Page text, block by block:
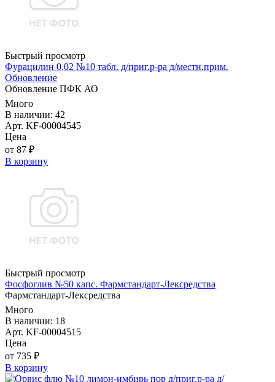
Быстрый просмотр
Фурацилин 0,02 №10 табл. д/приг.р-ра д/местн.прим.
Обновление
Обновление ПФК АО
Много
В наличии: 42
Арт. KF-00004545
Цена
от 87 ₽
В корзину
Быстрый просмотр
Фосфоглив №50 капс. Фармстандарт-Лексредства
Фармстандарт-Лексредства
Много
В наличии: 18
Арт. KF-00004515
Цена
от 735 ₽
В корзину